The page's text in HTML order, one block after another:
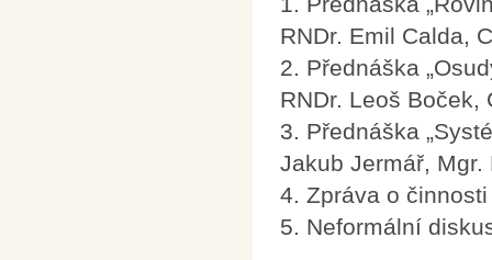
RNDr. Emil Calda,
2. Přednáška
RNDr. Leoš Boček,
3. Přednáška
Jakub Jermář, Mgr.
4. Zpráva o
5. Neformální